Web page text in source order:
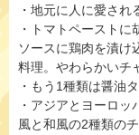
・地元に人に愛さ
・トマトペースト
ソースに鶏肉を漬け
料理。やわらかいチ
・もう1種類は醤油
・アジアとヨーロ
風と和風の2種類の